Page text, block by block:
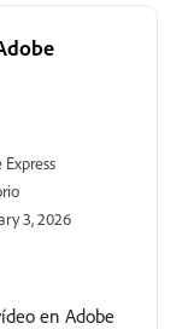
Express
3, 2026
en Adobe